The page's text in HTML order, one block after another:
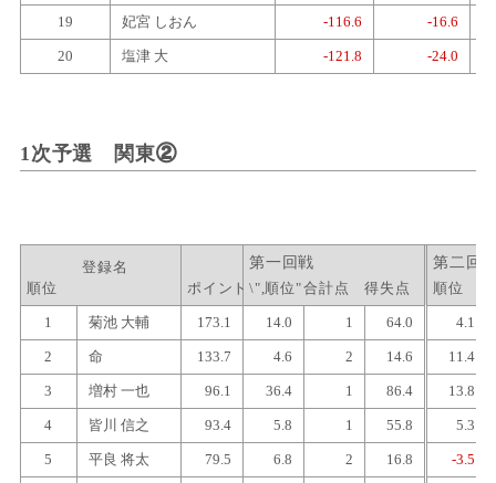
19 妃宮 しおん -116.6 -16.6
20 塩津 大 -121.8 -24.0
1次予選 関東②
順位
登録名
ポイント \",順位"合計点 得失点 順位
1 菊池 大輔 173.1 14.0 1 64.0 4.1
2 命 133.7 4.6 2 14.6 11.4
3 増村 一也 96.1 36.4 1 86.4 13.8
4 皆川 信之 93.4 5.8 1 55.8 5.3
5 平良 将太 79.5 6.8 2 16.8 -3.5